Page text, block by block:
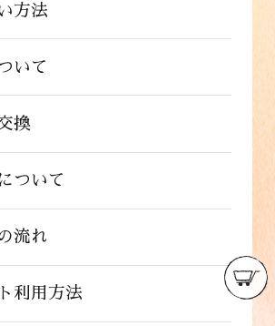
岡山県除く）・四国・九
込)
北陸・中部：990円(税込)
円(税込)
円(税込)
円(税込)
場合は送料＋クール代金
）
方法
カード決済、代金引換（手
）・銀行振込（前払い）・
払い）・PayPay（オンラ
ドコモケータイ払い・auか
au PAY・ソフトバンクまと
がご利用頂けます。
いて
る商品につきましては、ご
５営業日で発送いたしま
換
ため、お客様のお手元に到
基本的にお受け出来ませ
送中の破損や不良品、ある
違う商品が届いた場合は、
商品到着後３日以内に当店
さい。
ついて
望のお客様は、ご注文画面
お知らせ下さい。なお、お
て領収書の形態が異なりま
流れ
利用方法
れたお客様はポイントを利